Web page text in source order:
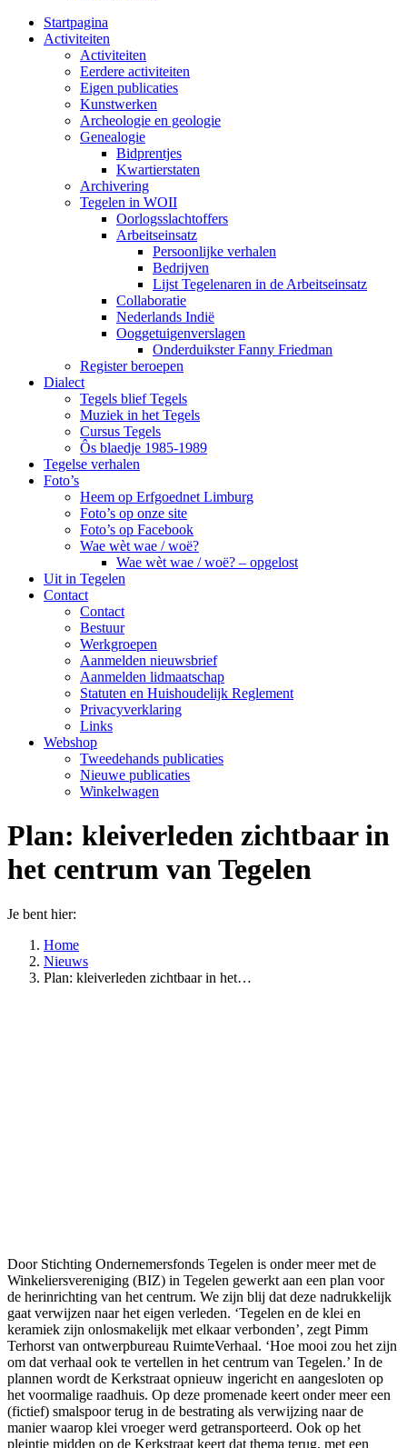
Startpagina
Activiteiten
Activiteiten
Eerdere activiteiten
Eigen publicaties
Kunstwerken
Archeologie en geologie
Genealogie
Bidprentjes
Kwartierstaten
Archivering
Tegelen in WOII
Oorlogsslachtoffers
Arbeitseinsatz
Persoonlijke verhalen
Bedrijven
Lijst Tegelenaren in de Arbeitseinsatz
Collaboratie
Nederlands Indië
Ooggetuigenverslagen
Onderduikster Fanny Friedman
Register beroepen
Dialect
Tegels blief Tegels
Muziek in het Tegels
Cursus Tegels
Ôs blaedje 1985-1989
Tegelse verhalen
Foto’s
Heem op Erfgoednet Limburg
Foto’s op onze site
Foto’s op Facebook
Wae wèt wae / woë?
Wae wèt wae / woë? – opgelost
Uit in Tegelen
Contact
Contact
Bestuur
Werkgroepen
Aanmelden nieuwsbrief
Aanmelden lidmaatschap
Statuten en Huishoudelijk Reglement
Privacyverklaring
Links
Webshop
Tweedehands publicaties
Nieuwe publicaties
Winkelwagen
Plan: kleiverleden zichtbaar in
het centrum van Tegelen
Je bent hier:
Home
Nieuws
Plan: kleiverleden zichtbaar in het…
Door Stichting Ondernemersfonds Tegelen is onder meer met de
Winkeliersvereniging (BIZ) in Tegelen gewerkt aan een plan voor
de herinrichting van het centrum. We zijn blij dat deze nadrukkelijk
gaat verwijzen naar het eigen verleden. ‘Tegelen en de klei en
keramiek zijn onlosmakelijk met elkaar verbonden’, zegt Pimm
Terhorst van ontwerpbureau RuimteVerhaal. ‘Hoe mooi zou het zijn
om dat verhaal ook te vertellen in het centrum van Tegelen.’ In de
plannen wordt de Kerkstraat opnieuw ingericht en aangesloten op
het voormalige raadhuis. Op deze promenade keert onder meer een
(fictief) smalspoor terug in de bestrating als verwijzing naar de
manier waarop klei vroeger werd getransporteerd. Ook op het
pleintje midden op de Kerkstraat keert dat thema terug, met een